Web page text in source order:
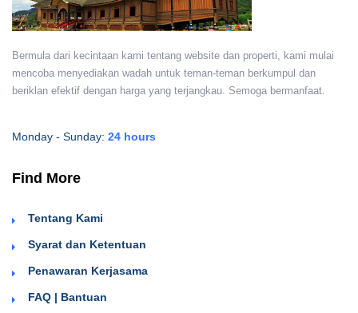
Bermula dari kecintaan kami tentang website dan properti, kami mulai
mencoba menyediakan wadah untuk teman-teman berkumpul dan
beriklan efektif dengan harga yang terjangkau. Semoga bermanfaat.
Monday - Sunday: 24 hours
Find More
Tentang Kami
Syarat dan Ketentuan
Penawaran Kerjasama
FAQ | Bantuan